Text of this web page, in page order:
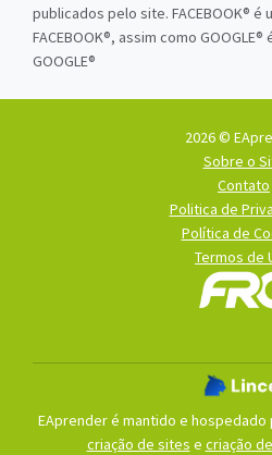
publicados pelo site. FACEBOOK®
FACEBOOK®, assim como
GOOGLE®
2026 ©
Sobre o
Contato
Politica de
Política de
Termos de
EAprender é mantido e hospedado
criação de sites e criação